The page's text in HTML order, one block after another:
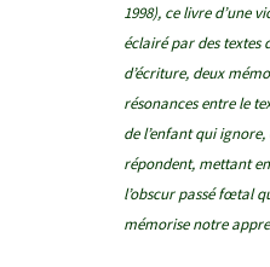
1998), ce livre d’une
éclairé par des textes
d’écriture, deux
résonances entre le
de l’enfant qui
répondent, mettant
l’obscur passé fœtal
mémorise notre